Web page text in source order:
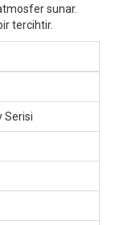
sunar.
tercihtir.
Serisi